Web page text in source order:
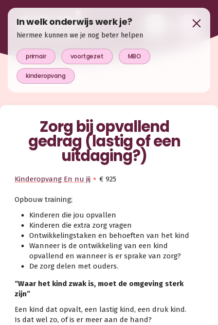
Zorg bij opvallend
gedrag (lastig of een
uitdaging?)
Kinderopvang En nu jij € 925
Opbouw training;
Kinderen die jou opvallen
Kinderen die extra zorg vragen
Ontwikkelingstaken en behoeften van het kind
Wanneer is de ontwikkeling van een kind
opvallend en wanneer is er sprake van zorg?
De zorg delen met ouders.
“Waar het kind zwak is, moet de omgeving sterk
zijn”
Een kind dat opvalt, een lastig kind, een druk kind.
Is dat wel zo, of is er meer aan de hand?
In welk onderwijs werk je?
hiermee kunnen we je nog beter helpen
primair voortgezet MBO
kinderopvang